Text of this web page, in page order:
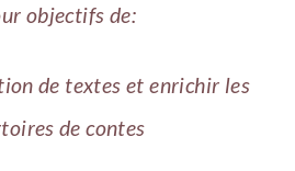
objectifs de:
de textes et enrichir les
de contes